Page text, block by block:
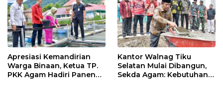
Apresiasi Kemandirian
Warga Binaan, Ketua TP.
PKK Agam Hadiri Panen
Kantor Walnag Tiku
Selatan Mulai Dibangun,
Sekda Agam: Kebutuhan